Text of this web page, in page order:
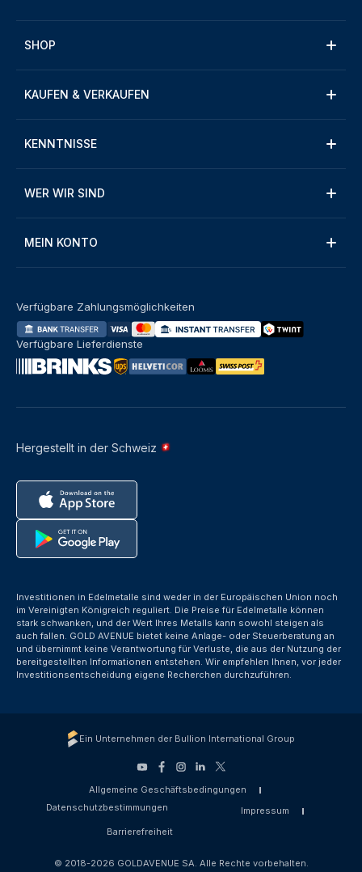
SHOP
KAUFEN & VERKAUFEN
KENNTNISSE
WER WIR SIND
MEIN KONTO
Hergestellt in der Schweiz
Verfügbare Zahlungsmöglichkeiten
Verfügbare Lieferdienste
Investitionen in Edelmetalle sind weder in der Europäischen Union noch
im Vereinigten Königreich reguliert. Die Preise für Edelmetalle können
stark schwanken, und der Wert Ihres Metalls kann sowohl steigen als
auch fallen. GOLD AVENUE bietet keine Anlage- oder Steuerberatung an
und übernimmt keine Verantwortung für Verluste, die aus der Nutzung der
bereitgestellten Informationen entstehen. Wir empfehlen Ihnen, vor jeder
Investitionsentscheidung eigene Recherchen durchzuführen.
Ein Unternehmen der Bullion International Group
Allgemeine Geschäftsbedingungen
Datenschutzbestimmungen
Impressum
Barrierefreiheit
© 2018-2026 GOLDAVENUE SA. Alle Rechte vorbehalten.